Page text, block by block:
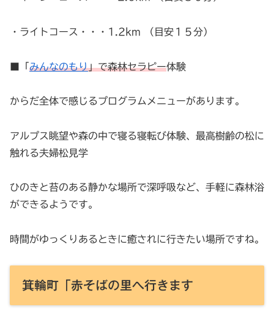
・ライトコース・・・1.2km （目安１５分）
■「みんなのもり」で森林セラピー体験
からだ全体で感じるプログラムメニューがあります。
アルプス眺望や森の中で寝る寝転び体験、最高樹齢の松に
触れる夫婦松見学
ひのきと苔のある静かな場所で深呼吸など、手軽に森林浴
ができるようです。
時間がゆっくりあるときに癒されに行きたい場所ですね。
箕輪町「赤そばの里へ行きます